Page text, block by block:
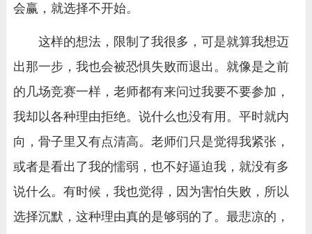
会赢，就选择不开始。
这样的想法，限制了我很多，可是就算我想迈
出那一步，我也会被恐惧失败而退出。就像是之前
的几场竞赛一样，老师都有来问过我要不要参加，
我却以各种理由拒绝。说什么也没有用。平时就内
向，骨子里又有点清高。老师们只是觉得我紧张，
或者是看出了我的懦弱，也不好逼迫我，就没有多
说什么。有时候，我也觉得，因为害怕失败，所以
选择沉默，这种理由真的是够弱的了。最悲凉的，